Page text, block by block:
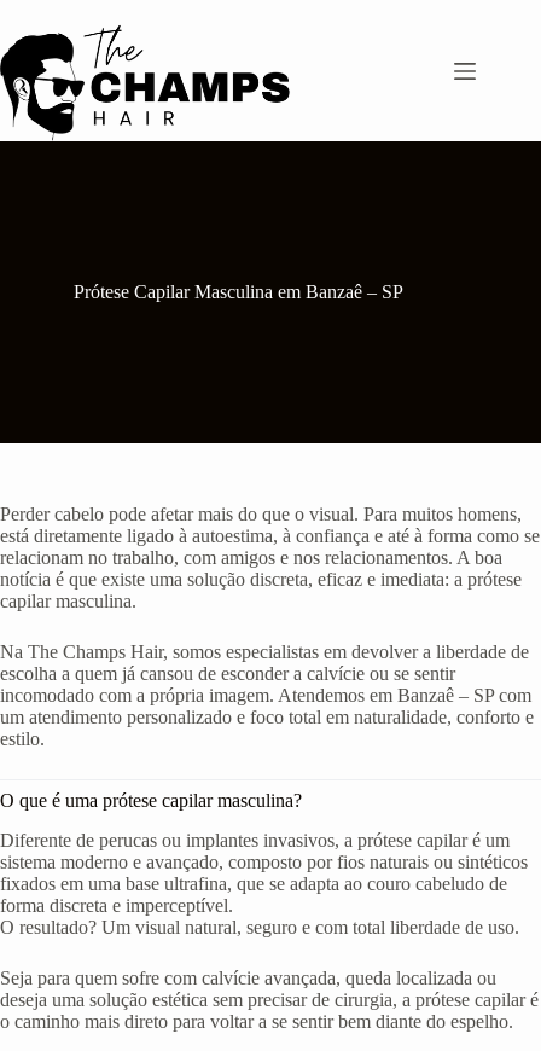
para
o
conteúdo
Prótese Capilar Masculina em Banzaê – SP
Perder cabelo pode afetar mais do que o visual. Para muitos homens,
está diretamente ligado à autoestima, à confiança e até à forma como se
relacionam no trabalho, com amigos e nos relacionamentos. A boa
notícia é que existe uma solução discreta, eficaz e imediata: a prótese
capilar masculina.
Na The Champs Hair, somos especialistas em devolver a liberdade de
escolha a quem já cansou de esconder a calvície ou se sentir
incomodado com a própria imagem. Atendemos em Banzaê – SP com
um atendimento personalizado e foco total em naturalidade, conforto e
estilo.
O que é uma prótese capilar masculina?
Diferente de perucas ou implantes invasivos, a prótese capilar é um
sistema moderno e avançado, composto por fios naturais ou sintéticos
fixados em uma base ultrafina, que se adapta ao couro cabeludo de
forma discreta e imperceptível.
O resultado? Um visual natural, seguro e com total liberdade de uso.
Seja para quem sofre com calvície avançada, queda localizada ou
deseja uma solução estética sem precisar de cirurgia, a prótese capilar é
o caminho mais direto para voltar a se sentir bem diante do espelho.